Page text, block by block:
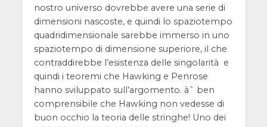
nostro universo dovrebbe avere una serie di
dimensioni nascoste, e quindi lo spaziotempo
quadridimensionale sarebbe immerso in uno
spaziotempo di dimensione superiore, il che
contraddirebbe l’esistenza delle singolarità e
quindi i teoremi che Hawking e Penrose
hanno sviluppato sull’argomento. àˆ ben
comprensibile che Hawking non vedesse di
buon occhio la teoria delle stringhe! Uno dei